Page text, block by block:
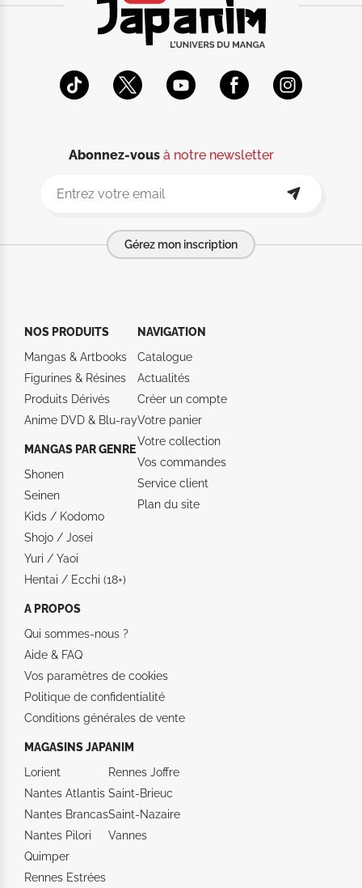
Abonnez-vousà notre newsletter
Gérez mon inscription
NOS PRODUITS
Mangas & Artbooks
Figurines & Résines
Produits Dérivés
Anime DVD & Blu‑ray
MANGAS PAR GENRE
Shonen
Seinen
Kids / Kodomo
Shojo / Josei
Yuri / Yaoi
Hentai / Ecchi (18+)
NAVIGATION
Catalogue
Actualités
Créer un compte
Votre panier
Votre collection
Vos commandes
Service client
Plan du site
A PROPOS
Qui sommes-nous ?
Aide & FAQ
Vos paramètres de cookies
Politique de confidentialité
Conditions générales de vente
MAGASINS JAPANIM
Lorient
Nantes Atlantis
Nantes Brancas
Nantes Pilori
Quimper
Rennes Estrées
Rennes Joffre
Saint-Brieuc
Saint-Nazaire
Vannes